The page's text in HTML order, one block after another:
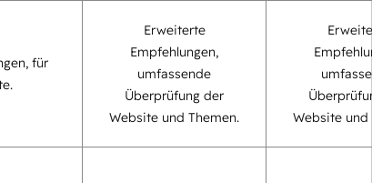
für
Erweiterte
Empfehlungen,
umfassende
Überprüfung der
Website und Themen.
Website und